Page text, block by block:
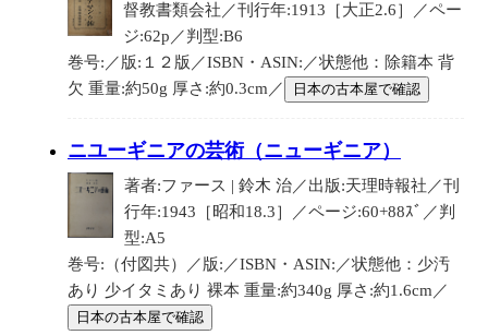
督教書類会社／刊行年:1913［大正2.6］／ペー
ジ:62p／判型:B6
巻号:／版:１２版／ISBN・ASIN:／状態他：除籍本 背
欠 重量:約50g 厚さ:約0.3cm／
日本の古本屋で確認
ニユーギニアの芸術（ニューギニア）
著者:ファース | 鈴木 治／出版:天理時報社／刊
行年:1943［昭和18.3］／ページ:60+88ｽﾞ／判
型:A5
巻号:（付図共）／版:／ISBN・ASIN:／状態他：少汚
あり 少イタミあり 裸本 重量:約340g 厚さ:約1.6cm／
日本の古本屋で確認